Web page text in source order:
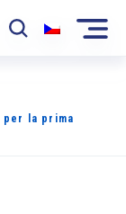
per la prima